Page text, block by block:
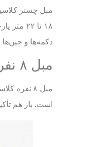
دکمه‌ها و
مبل ۸ نفره کلاسیک چند متر پارچه می‌خواهد؟
است. باز هم